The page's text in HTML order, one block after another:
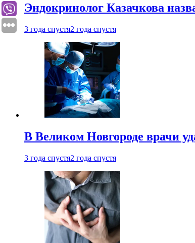
Эндокринолог Казачкова
3 года спустя2 года спустя
В Великом Новгороде врачи
3 года спустя2 года спустя